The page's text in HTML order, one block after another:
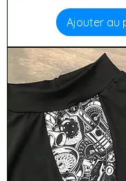
Ajouter au